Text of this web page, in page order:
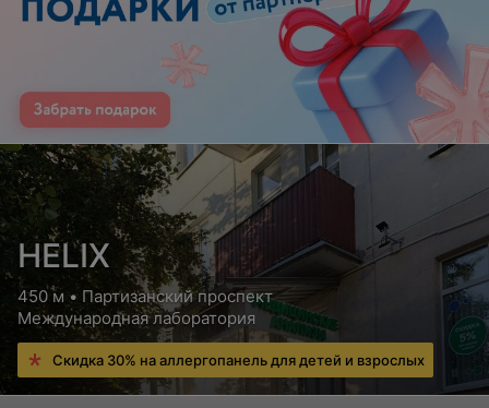
HELIX
450 м • Партизанский проспект
Международная лаборатория
Скидка 30% на аллергопанель для детей и взрослых